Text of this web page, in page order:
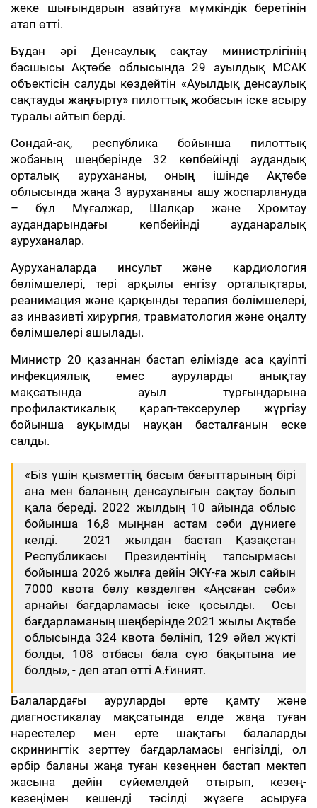
жеке шығындарын азайтуға мүмкіндік беретінін
атап өтті.
Бұдан әрі Денсаулық сақтау министрлігінің
басшысы Ақтөбе облысында 29 ауылдық МСАК
объектісін салуды көздейтін «Ауылдық денсаулық
сақтауды жаңғырту» пилоттық жобасын іске асыру
туралы айтып берді.
Сондай-ақ, республика бойынша пилоттық
жобаның шеңберінде 32 көпбейінді аудандық
орталық аурухананы, оның ішінде Ақтөбе
облысында жаңа 3 аурухананы ашу жоспарлануда
– бұл Мұғалжар, Шалқар және Хромтау
аудандарындағы көпбейінді ауданаралық
ауруханалар.
Ауруханаларда инсульт және кардиология
бөлімшелері, тері арқылы енгізу орталықтары,
реанимация және қарқынды терапия бөлімшелері,
аз инвазивті хирургия, травматология және оңалту
бөлімшелері ашылады.
Министр 20 қазаннан бастап елімізде аса қауіпті
инфекциялық емес ауруларды анықтау
мақсатында ауыл тұрғындарына
профилактикалық қарап-тексерулер жүргізу
бойынша ауқымды науқан басталғанын еске
салды.
«Біз үшін қызметтің басым бағыттарының бірі
ана мен баланың денсаулығын сақтау болып
қала береді. 2022 жылдың 10 айында облыс
бойынша 16,8 мыңнан астам сәби дүниеге
келді. 2021 жылдан бастап Қазақстан
Республикасы Президентінің тапсырмасы
бойынша 2026 жылға дейін ЭКҰ-ға жыл сайын
7000 квота бөлу көзделген «Аңсаған сәби»
арнайы бағдарламасы іске қосылды. Осы
бағдарламаның шеңберінде 2021 жылы Ақтөбе
облысында 324 квота бөлініп, 129 әйел жүкті
болды, 108 отбасы бала сүю бақытына ие
болды», - деп атап өтті А.Ғиният.
Балалардағы ауруларды ерте қамту және
диагностикалау мақсатында елде жаңа туған
нәрестелер мен ерте шақтағы балаларды
скринингтік зерттеу бағдарламасы енгізілді, ол
әрбір баланы жаңа туған кезеңнен бастап мектеп
жасына дейін сүйемелдей отырып, кезең-
кезеңімен кешенді тәсілді жүзеге асыруға